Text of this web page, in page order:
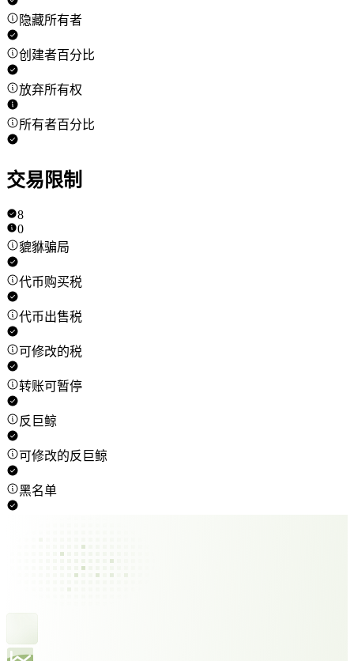
隐藏所有者
创建者百分比
放弃所有权
所有者百分比
交易限制
8
0
貔貅骗局
代币购买税
代币出售税
可修改的税
转账可暂停
反巨鲸
可修改的反巨鲸
黑名单